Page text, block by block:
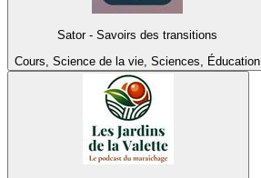
Sator - Savoirs des transitions
Cours, Science de la vie, Sciences, Éducation